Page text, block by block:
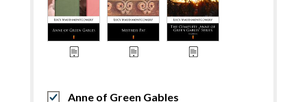
Anne of Green Gables